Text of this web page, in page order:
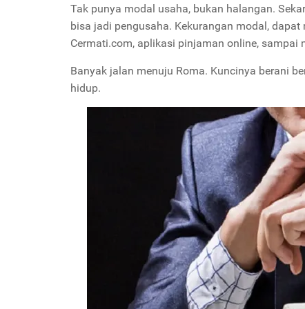
Tak punya modal usaha, bukan halangan.
bisa jadi pengusaha. Kekurangan modal, dapat
Cermati.com, aplikasi pinjaman online, sampai
Banyak jalan menuju Roma. Kuncinya berani
hidup.